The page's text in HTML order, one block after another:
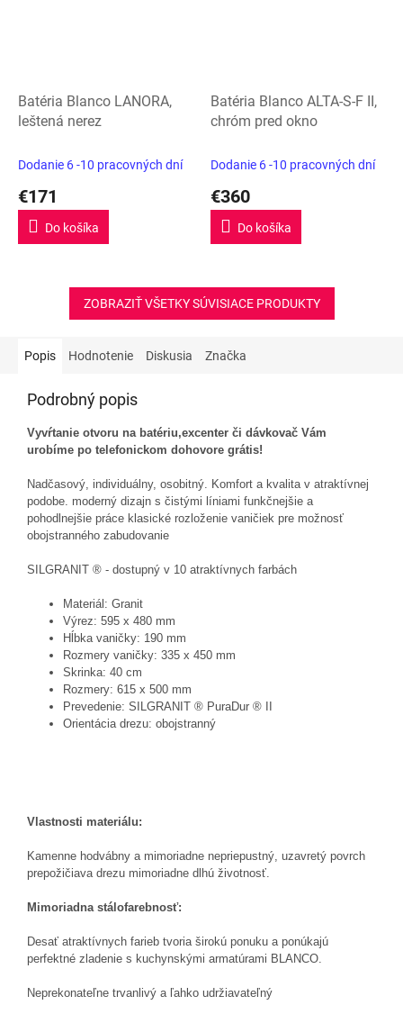
Batéria Blanco LANORA,
leštená nerez
Dodanie 6 -10 pracovných dní
€171
Do košíka
Batéria Blanco ALTA-S-F II,
chróm pred okno
Dodanie 6 -10 pracovných dní
€360
Do košíka
ZOBRAZIŤ VŠETKY SÚVISIACE PRODUKTY
Popis Hodnotenie Diskusia Značka
Podrobný popis
Vyvŕtanie otvoru na batériu,excenter či dávkovač Vám
urobíme po telefonickom dohovore grátis!
Nadčasový, individuálny, osobitný. Komfort a kvalita v atraktívnej
podobe. moderný dizajn s čistými líniami funkčnejšie a
pohodlnejšie práce klasické rozloženie vaničiek pre možnosť
obojstranného zabudovanie
SILGRANIT ® - dostupný v 10 atraktívnych farbách
Materiál: Granit
Výrez: 595 x 480 mm
Hĺbka vaničky: 190 mm
Rozmery vaničky: 335 x 450 mm
Skrinka: 40 cm
Rozmery: 615 x 500 mm
Prevedenie: SILGRANIT ® PuraDur ® II
Orientácia drezu: obojstranný
Vlastnosti materiálu:
Kamenne hodvábny a mimoriadne nepriepustný, uzavretý povrch
prepožičiava drezu mimoriadne dlhú životnosť.
Mimoriadna stálofarebnosť:
Desať atraktívnych farieb tvoria širokú ponuku a ponúkajú
perfektné zladenie s kuchynskými armatúrami BLANCO.
Neprekonateľne trvanlivý a ľahko udržiavateľný